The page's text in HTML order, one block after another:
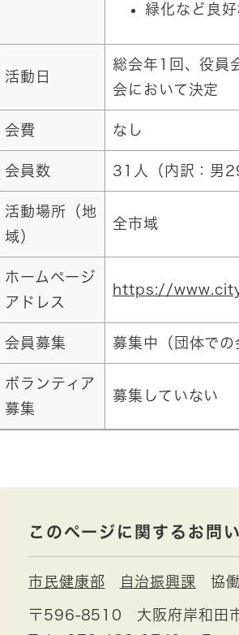
緑化など良
活動日
総会年1回、役員
会において決定
会費 なし
会員数 31人（内訳：男
活動場所（地
域）
全市域
ホームページ
アドレス
https://
会員募集 募集中（団体での
ボランティア
募集
募集していない
このページに関するお問
市民健康部 自治振興課 協
〒596-8510
大阪府岸和田